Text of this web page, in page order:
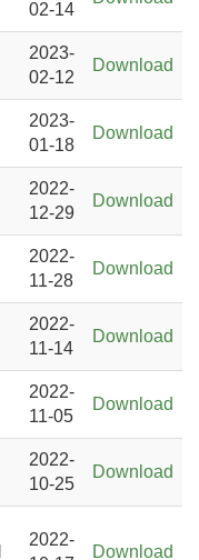
02-14
2023-
02-12
Download
2023-
01-18
Download
2022-
12-29
Download
2022-
11-28
Download
2022-
11-14
Download
2022-
11-05
Download
2022-
10-25
Download
2022-
Download